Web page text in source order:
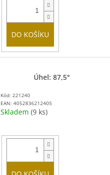
DO KOŠÍKU
Kód: 221240
EAN: 4052836212405
Úhel: 87,5°
Skladem (9 ks)